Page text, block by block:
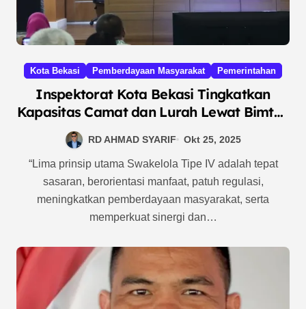
Kota Bekasi Pemberdayaan Masyarakat Pemerintahan
Inspektorat Kota Bekasi Tingkatkan
Kapasitas Camat dan Lurah Lewat Bimtek
RD AHMAD SYARIF Okt 25, 2025
“Lima prinsip utama Swakelola Tipe IV adalah tepat
sasaran, berorientasi manfaat, patuh regulasi,
meningkatkan pemberdayaan masyarakat, serta
memperkuat sinergi dan…